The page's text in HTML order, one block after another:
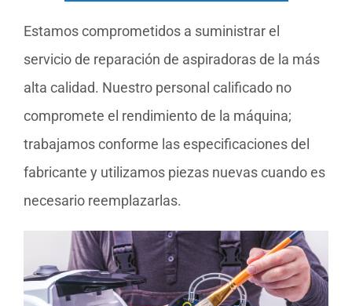
Estamos comprometidos a suministrar el
servicio de reparación de aspiradoras de la más
alta calidad. Nuestro personal calificado no
compromete el rendimiento de la máquina;
trabajamos conforme las especificaciones del
fabricante y utilizamos piezas nuevas cuando es
necesario reemplazarlas.